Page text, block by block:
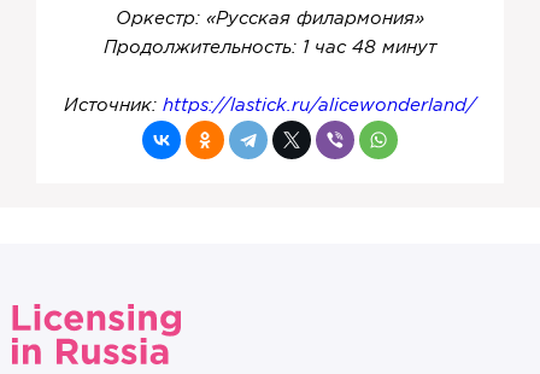
Оркестр: «Русская филармония»
Продолжительность: 1 час 48 минут
Источник: https://lastick.ru/alicewonderland/